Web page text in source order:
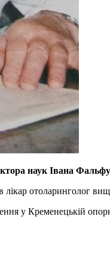
наук Івана
отоларинголог
у Кременецькій